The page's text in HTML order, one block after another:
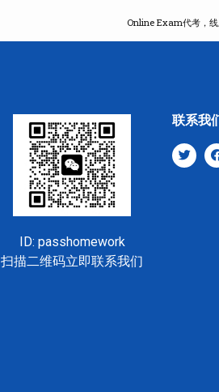
Online Exam代考，
ID: passhomework
扫描二维码立即联系我们
联系我